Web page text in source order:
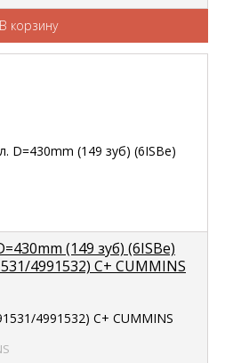
В корзину
(149 зуб) (6ISBe)
4991532) С+ CUMMINS